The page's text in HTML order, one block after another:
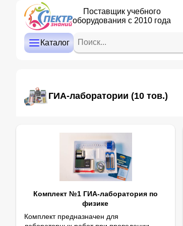
Поставщик учебного
оборудования с 2010 года
Каталог
ДЕТСКИЙ САД
НАЧАЛЬНАЯ ШКОЛА
КАБИНЕТ ЛОГОПЕДА/ПСИХОЛОГА
ПРОЕКТОРЫ, ЭКРАНЫ
ГИА-лаборатории (10 тов.)
Комплект №1 ГИА-лаборатория по
физике
Комплект предназначен для